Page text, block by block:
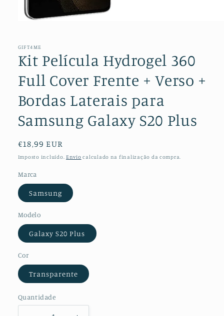
1
modal
GIFT4ME
Kit Película Hydrogel 360
Full Cover Frente + Verso +
Bordas Laterais para
Samsung Galaxy S20 Plus
Preço
normal
€18,99 EUR
Imposto incluído. Envio calculado na finalização da compra.
Marca
Samsung
Modelo
Galaxy S20 Plus
Cor
Transparente
Quantidade